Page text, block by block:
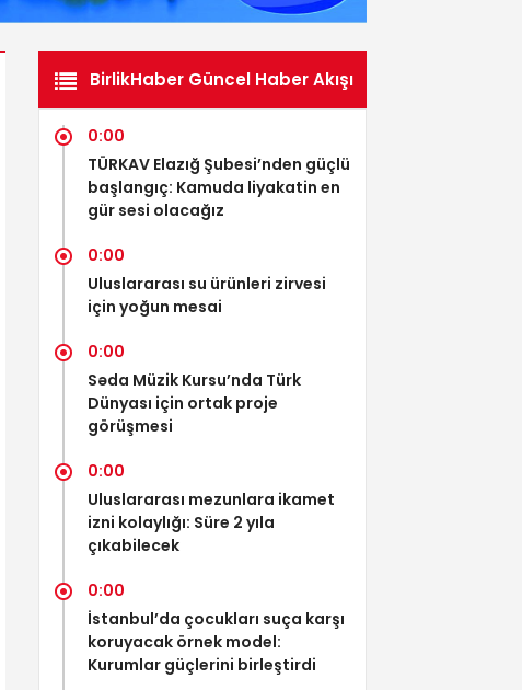
BirlikHaber Güncel Haber Akışı
0:00
TÜRKAV Elazığ Şubesi’nden güçlü
başlangıç: Kamuda liyakatin en
gür sesi olacağız
0:00
Uluslararası su ürünleri zirvesi
için yoğun mesai
0:00
Səda Müzik Kursu’nda Türk
Dünyası için ortak proje
görüşmesi
0:00
Uluslararası mezunlara ikamet
izni kolaylığı: Süre 2 yıla
çıkabilecek
0:00
İstanbul’da çocukları suça karşı
koruyacak örnek model:
Kurumlar güçlerini birleştirdi